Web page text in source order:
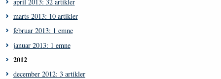
marts 2013: 10 artikler
februar 2013: 1 emne
januar 2013: 1 emne
2012
december 2012: 3 artikler